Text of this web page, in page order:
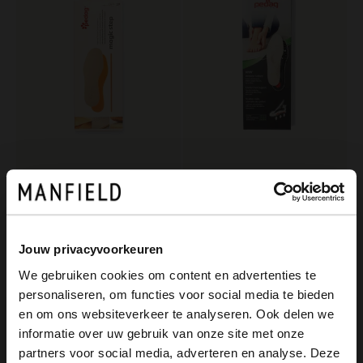
Jouw privacyvoorkeuren
We gebruiken cookies om content en advertenties te
personaliseren, om functies voor social media te bieden
en om ons websiteverkeer te analyseren. Ook delen we
informatie over uw gebruik van onze site met onze
partners voor social media, adverteren en analyse. Deze
PEDAG
Einlegesohlen mit Memory Foam Leder-Einlegesohlen
×
View this website in English?